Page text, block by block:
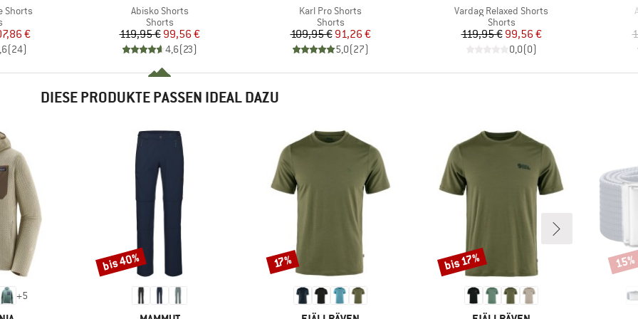
Shorts
Preis
€
(24)
Artikel
Abisko Shorts
Produktgruppe
Shorts
Preis
119,95 €reduzierter Preis
99,56 €
4,6(23)
Artikel
Karl Pro Shorts
Produktgruppe
Shorts
Preis
109,95 €reduzierter Preis
91,26 €
5,0(27)
Artikel
Vardag Relaxed Shorts
Produktgruppe
Shorts
Preis
119,95 €reduzierter Preis
99,56 €
0,0(0)
DIESE PRODUKTE PASSEN IDEAL DAZU
+5
Rabatt
bis 40% Rabatt
17% Rabatt
bis 17% 15%